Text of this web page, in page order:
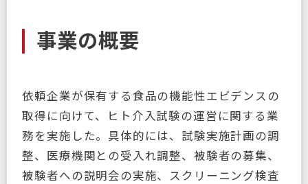
事業の概要
依頼企業が保有する食品の機能性エビデンスの
取得に向けて、ヒト介入試験の運営に関する業
務を実施した。具体的には、試験実施計画の調
整、医療機関との受入れ調整、被験者の募集、
被験者への説明会の実施、スクリーニング検査